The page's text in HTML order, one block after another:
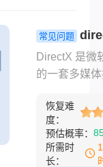
FAQ，助开
玩家深度理
常见问题
么用？从环
建到图形渲
DirectX 是微
的一套多媒
理游戏和视
图形渲染、
放等功能。
发者来说，
恢复难
度：
预估概率：
所需时
长：